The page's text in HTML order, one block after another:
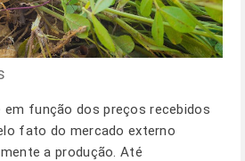
em função dos preços recebidos
fato do mercado externo
a produção. Até